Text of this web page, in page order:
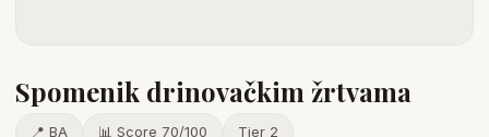
Spomenik drinovačkim žrtvama
📍 BA 📊 Score 70/100 Tier 2